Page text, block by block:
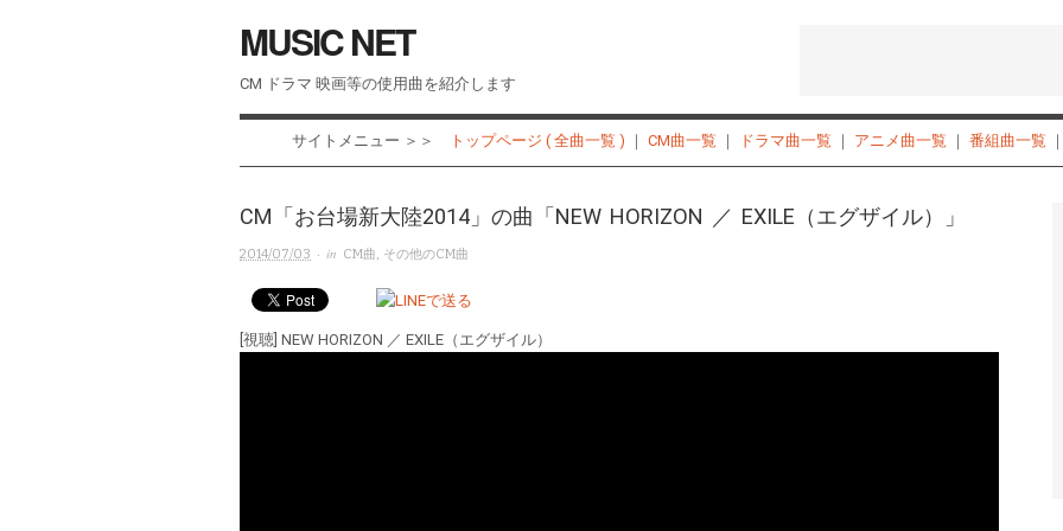
MUSIC NET
CM ドラマ 映画等の使用曲を紹介します
サイトメニュー ＞＞ トップページ ( 全曲一覧 ) ｜ CM曲一覧 ｜ ドラマ曲一覧 ｜ アニメ曲一覧 ｜ 番組曲一覧 ｜
CM「お台場新大陸2014」の曲「NEW HORIZON ／ EXILE（エグザイル）」
2014/07/03 · in CM曲, その他のCM曲
[視聴] NEW HORIZON ／ EXILE（エグザイル）